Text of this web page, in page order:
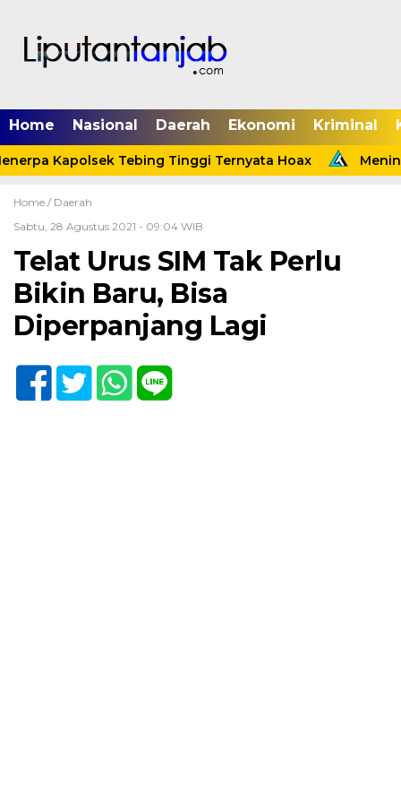
Home Nasional Daerah Ekonomi Kriminal
Kapolsek Tebing Tinggi Ternyata Hoax
Home / Daerah
Sabtu, 28 Agustus 2021 - 09:04 WIB
Telat Urus SIM Tak Perlu
Bikin Baru, Bisa
Diperpanjang Lagi